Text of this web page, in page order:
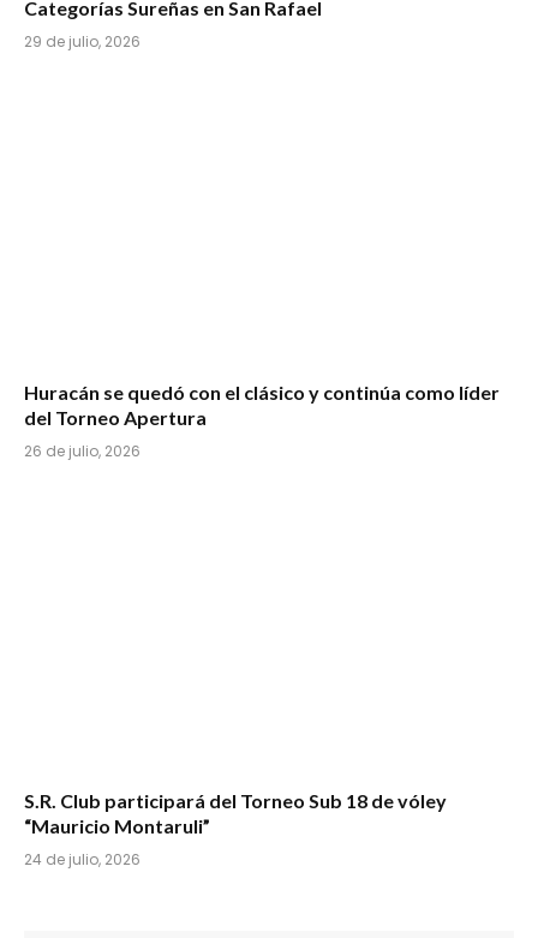
Categorías Sureñas en San Rafael
29 de julio, 2026
Huracán se quedó con el clásico y continúa como líder
del Torneo Apertura
26 de julio, 2026
S.R. Club participará del Torneo Sub 18 de vóley
“Mauricio Montaruli”
24 de julio, 2026